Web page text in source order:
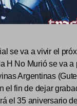
se va a vivir el
H No Murió se va a
Argentinas
el fin de dejar
el 35 aniversario